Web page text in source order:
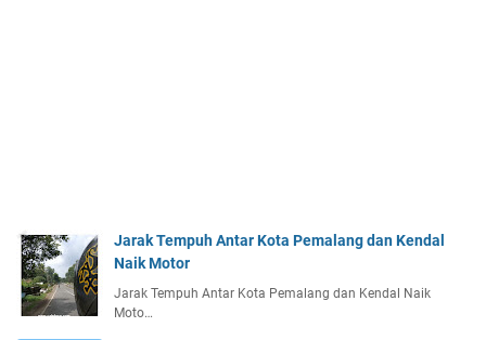
Jarak Tempuh Antar Kota Pemalang dan Kendal
Naik Motor
Jarak Tempuh Antar Kota Pemalang dan Kendal Naik
Moto…